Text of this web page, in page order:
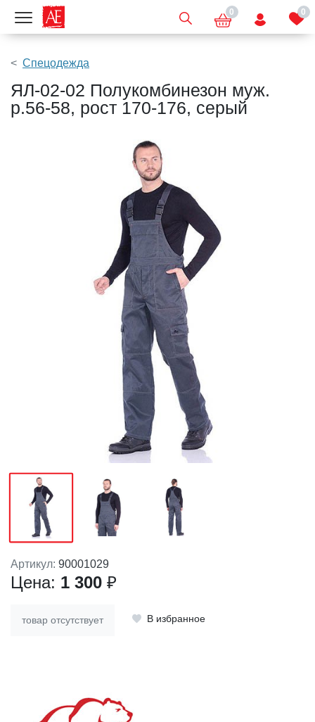
Показать меню 0 0
Спецодежда
ЯЛ-02-02 Полукомбинезон муж.
р.56-58, рост 170-176, серый
Артикул: 90001029
Цена: 1 300 ₽
товар отсутствует В избранное